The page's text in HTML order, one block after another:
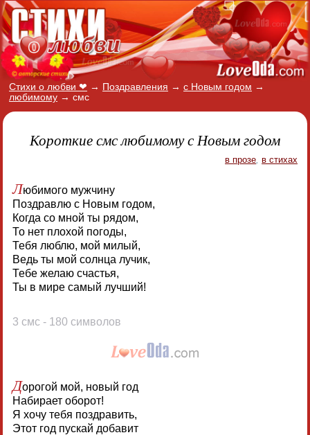
Стихи о любви ❤ → Поздравления → с Новым годом →
любимому → смс
Короткие смс любимому с Новым годом
в прозе в стихах
Любимого мужчину
Поздравлю с Новым годом,
Когда со мной ты рядом,
То нет плохой погоды,
Тебя люблю, мой милый,
Ведь ты мой солнца лучик,
Тебе желаю счастья,
Ты в мире самый лучший!
3 смс - 180 символов
Дорогой мой, новый год
Набирает оборот!
Я хочу тебя поздравить,
Этот год пускай добавит